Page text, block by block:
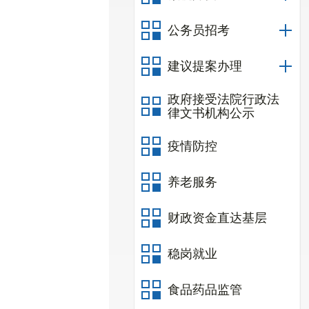
公务员招考
建议提案办理
政府接受法院行政法
律文书机构公示
疫情防控
养老服务
财政资金直达基层
稳岗就业
食品药品监管